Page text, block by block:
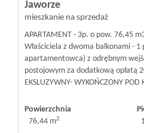
Jaworze
mieszkanie na sprzedaż
APARTAMENT - 3p. o pow. 76,45
Właściciela z dwoma balkonami -
apartamentowca) z odrębnym
postojowym za dodatkową opłatą
EKSLUZYWNY- WYKOŃCZONY
Powierzchnia
76,44 m2